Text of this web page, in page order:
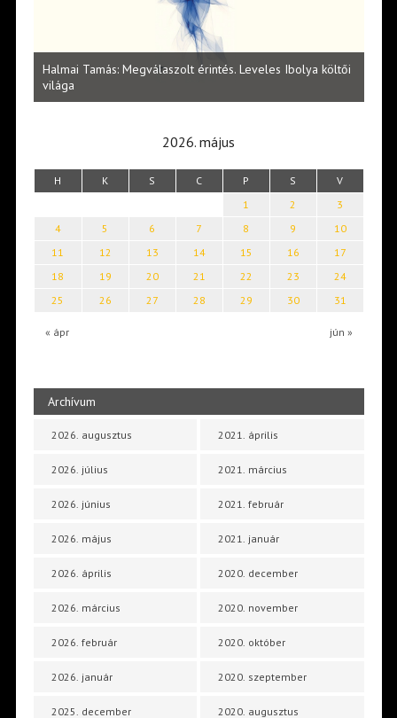
Halmai Tamás: Megválaszolt érintés. Leveles Ibolya költői
világa
2026. május
H K S C P S V
« ápr jún »
1 2
3
4
5 6 7 8 9
10
11
12 13 14 15 16
17
18
19 20 21 22 23
24
25
26 27 28 29 30 31
Archívum
2026. augusztus
2026. július
2026. június
2026. május
2026. április
2026. március
2026. február
2026. január
2025. december
2021. április
2021. március
2021. február
2021. január
2020. december
2020. november
2020. október
2020. szeptember
2020. augusztus